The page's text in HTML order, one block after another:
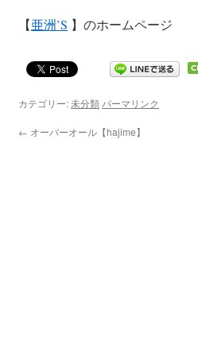
【亜洲’S 】のホームページ
カテゴリー:未分類 パーマリンク
← オーバーオール【hajime】